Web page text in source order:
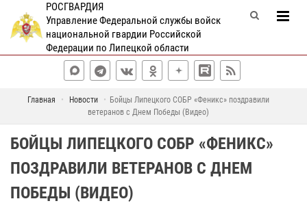
РОСГВАРДИЯ
Управление Федеральной службы войск
национальной гвардии Российской
Федерации по Липецкой области
Главная Новости
Бойцы Липецкого СОБР «Феникс» поздравили
ветеранов с Днем Победы (Видео)
БОЙЦЫ ЛИПЕЦКОГО СОБР «ФЕНИКС»
ПОЗДРАВИЛИ ВЕТЕРАНОВ С ДНЕМ
ПОБЕДЫ (ВИДЕО)